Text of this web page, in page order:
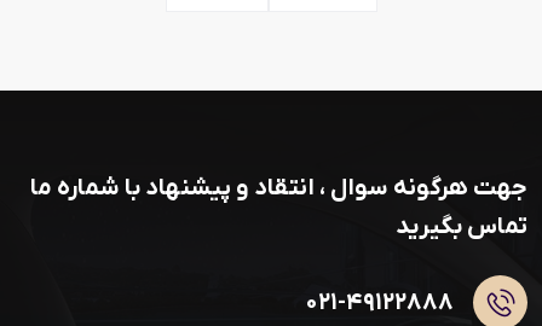
جهت هرگونه سوال ، انتقاد و پیشنهاد با شماره ما
تماس بگیرید
۰۲۱-۴۹۱۲۲۸۸۸